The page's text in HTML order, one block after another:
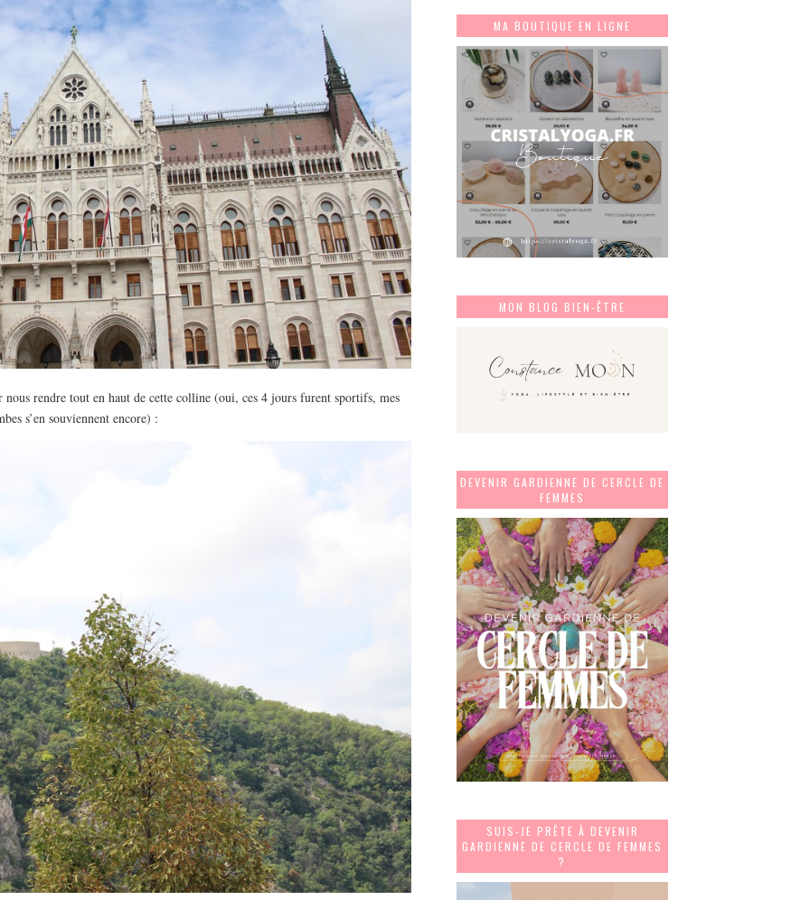
rendre tout en haut de cette colline (oui, ces 4 jours furent sportifs, mes
s’en souviennent encore) :
MA BOUTIQUE EN LIGNE
MON BLOG BIEN-ÊTRE
DEVENIR GARDIENNE DE CERCLE DE
FEMMES
SUIS-JE PRÊTE À DEVENIR
GARDIENNE DE CERCLE DE FEMMES
?